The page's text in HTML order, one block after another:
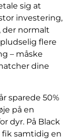
sig at
investering,
der normalt
flere
– måske
dine
sparede 50%
på en
dyr. På Black
fik samtidig en